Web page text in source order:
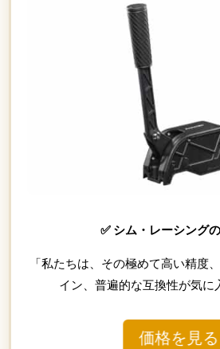
✅ シム・レーシング
「私たちは、その極めて高い精度
イン、普遍的な互換性が気に
価格を見る